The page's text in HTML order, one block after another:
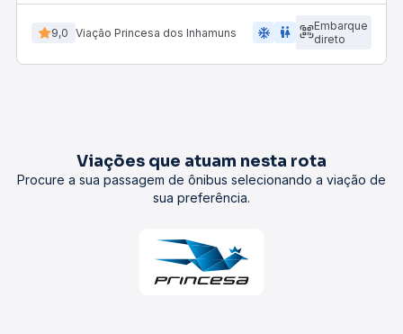
9,0 Viação Princesa dos Inhamuns ac_unit wc
Embarque
direto
Viações que atuam nesta rota
Procure a sua passagem de ônibus selecionando a viação de
sua preferência.